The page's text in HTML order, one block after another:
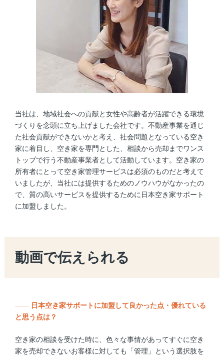
当社は、地域社会への貢献と女性や高齢者が活躍できる環境
づくりを念頭に立ち上げました会社です。不動産事業を通じ
た社会貢献ができないかと考え、社会問題となっている空き
家に着目し、空き家を専門とした、相談から売却までワンス
トップで行う不動産事業者として活動しています。空き家の
所有者にとって空き家管理サービスは必須のものだと考えて
いましたが、当社には提供するためのノウハウがなかったの
で、質の高いサービスを提供するために日本空き家サポート
に加盟しました。
動画で伝えられる
—— 日本空き家サポートに加盟して良かった点・優れている
と思う点は？
空き家の相談を受けた時に、色々な事情があってすぐに空き
家を売却できないお客様に対しても「管理」という選択肢を